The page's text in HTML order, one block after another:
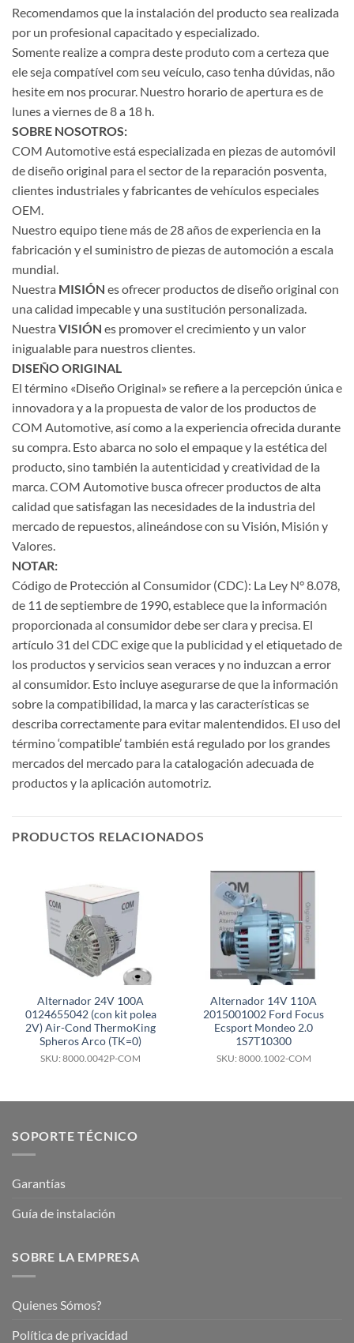
Recomendamos que la instalación del producto sea realizada
por un profesional capacitado y especializado.
Somente realize a compra deste produto com a certeza que
ele seja compatível com seu veículo, caso tenha dúvidas, não
hesite em nos procurar. Nuestro horario de apertura es de
lunes a viernes de 8 a 18 h.
SOBRE NOSOTROS:
COM Automotive está especializada en piezas de automóvil
de diseño original para el sector de la reparación posventa,
clientes industriales y fabricantes de vehículos especiales
OEM.
Nuestro equipo tiene más de 28 años de experiencia en la
fabricación y el suministro de piezas de automoción a escala
mundial.
Nuestra MISIÓN es ofrecer productos de diseño original con
una calidad impecable y una sustitución personalizada.
Nuestra VISIÓN es promover el crecimiento y un valor
inigualable para nuestros clientes.
DISEÑO ORIGINAL
El término «Diseño Original» se refiere a la percepción única e
innovadora y a la propuesta de valor de los productos de
COM Automotive, así como a la experiencia ofrecida durante
su compra. Esto abarca no solo el empaque y la estética del
producto, sino también la autenticidad y creatividad de la
marca. COM Automotive busca ofrecer productos de alta
calidad que satisfagan las necesidades de la industria del
mercado de repuestos, alineándose con su Visión, Misión y
Valores.
NOTAR:
Código de Protección al Consumidor (CDC): La Ley N° 8.078,
de 11 de septiembre de 1990, establece que la información
proporcionada al consumidor debe ser clara y precisa. El
artículo 31 del CDC exige que la publicidad y el etiquetado de
los productos y servicios sean veraces y no induzcan a error
al consumidor. Esto incluye asegurarse de que la información
sobre la compatibilidad, la marca y las características se
describa correctamente para evitar malentendidos. El uso del
término ‘compatible’ también está regulado por los grandes
mercados del mercado para la catalogación adecuada de
productos y la aplicación automotriz.
PRODUCTOS RELACIONADOS
Alternador 24V 100A
0124655042 (con kit polea
2V) Air-Cond ThermoKing
Spheros Arco (TK=0)
SKU: 8000.0042P-COM
Alternador 14V 110A
2015001002 Ford Focus
Ecsport Mondeo 2.0
1S7T10300
SKU: 8000.1002-COM
SOPORTE TÉCNICO
Garantías
Guía de instalación
SOBRE LA EMPRESA
Quienes Sómos?
Política de privacidad